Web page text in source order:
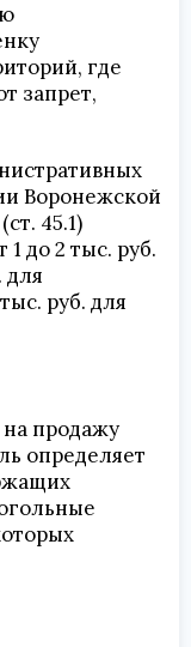
где
запрет,
Воронежской
45.1)
до 2 тыс. руб.
для
руб. для
продажу
определяет